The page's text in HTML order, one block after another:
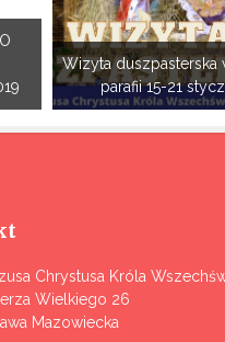
Wizyta duszpasterska
parafii 15-21
Chrystusa Króla
Wielkiego 26
Mazowiecka